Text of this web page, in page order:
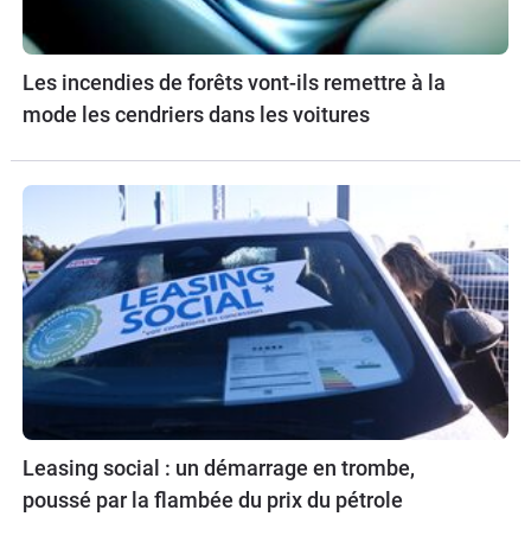
Les incendies de forêts vont-ils remettre à la
mode les cendriers dans les voitures
Leasing social : un démarrage en trombe,
poussé par la flambée du prix du pétrole